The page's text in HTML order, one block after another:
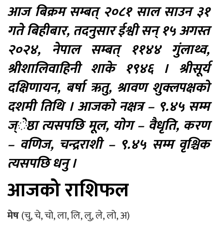
आज बिक्रम सम्बत् २०८१ साल साउन ३१
गते बिहीबार, तदनुसार ईश्वी सन् १५ अगस्त
२०२४, नेपाल सम्बत् ११४४ गुंलाथ्व,
श्रीशालिवाहिनी शाके १९४६ । श्रीसूर्य
दक्षिणायन, बर्षा ऋतु, श्रावण शुक्लपक्षको
दशमी तिथि । आजको नक्षत्र – ९.४५ सम्म
ज्ेष्ठा त्यसपछि मूल, योग – वैधृति, करण
– वणिज, चन्द्रराशी – ९.४५ सम्म वृश्चिक
त्यसपछि धनु ।
आजको राशिफल
मेष(चु, चे, चो, ला, लि, लु, ले, लो, अ)